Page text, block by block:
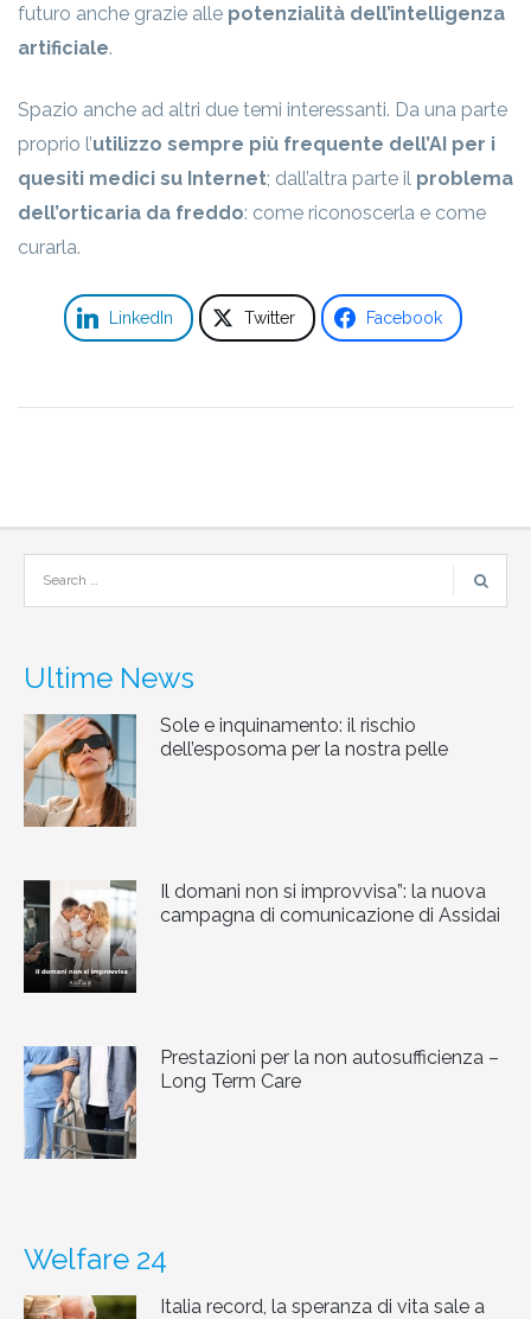
futuro anche grazie alle potenzialità dell’intelligenza
artificiale.
Spazio anche ad altri due temi interessanti. Da una parte
proprio l’utilizzo sempre più frequente dell’AI per i
quesiti medici su Internet; dall’altra parte il problema
dell’orticaria da freddo: come riconoscerla e come
curarla.
LinkedIn Twitter Facebook
Ultime News
Sole e inquinamento: il rischio
dell’esposoma per la nostra pelle
Il domani non si improvvisa”: la nuova
campagna di comunicazione di Assidai
Prestazioni per la non autosufficienza –
Long Term Care
Welfare 24
Italia record, la speranza di vita sale a